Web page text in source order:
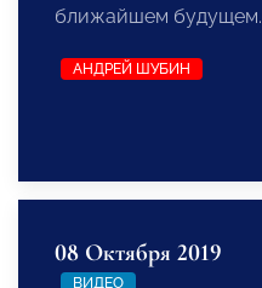
ближайшем будущем.
АНДРЕЙ ШУБИН
08 Октября 2019
ВИДЕО